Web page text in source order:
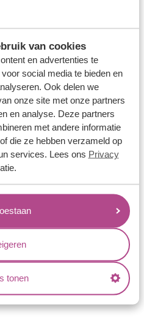
van cookies
en advertenties te
social media te bieden en
Ook delen we
onze site met onze partners
en analyse. Deze partners
met andere informatie
die ze hebben verzameld op
services. Lees ons Privacy
tonen